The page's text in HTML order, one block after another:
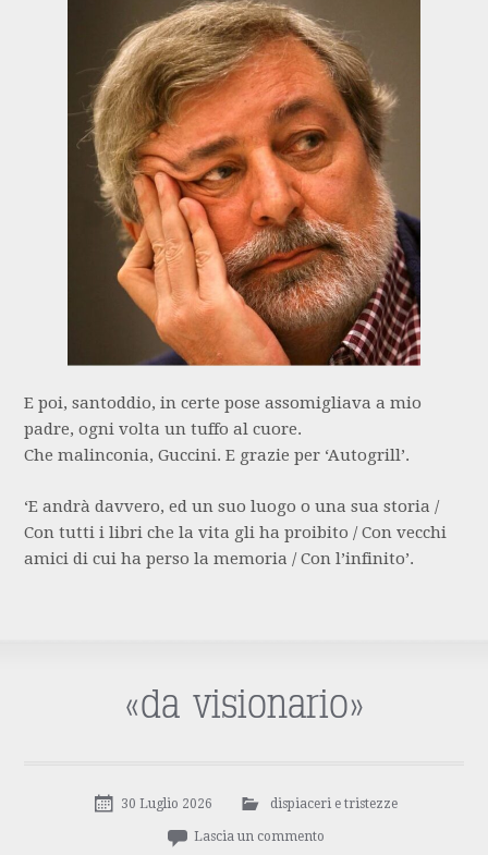
E poi, santoddio, in certe pose assomigliava a mio
padre, ogni volta un tuffo al cuore.
Che malinconia, Guccini. E grazie per ‘Autogrill’.
‘E andrà davvero, ed un suo luogo o una sua storia /
Con tutti i libri che la vita gli ha proibito / Con vecchi
amici di cui ha perso la memoria / Con l’infinito’.
«da visionario»
30 Luglio 2026 dispiaceri e tristezze
Lascia un commento